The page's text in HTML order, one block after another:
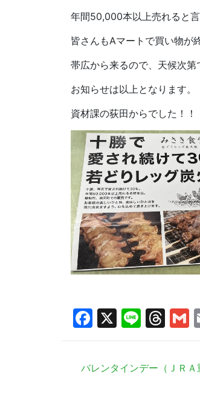
年間50,000本以上売れると
皆さんもAマートで買い物が
帯広から来るので、天候次第
お知らせは以上となります
資材課の荻田からでした！！
Facebook
X Line
バレンタインデー（ＪＲＡ